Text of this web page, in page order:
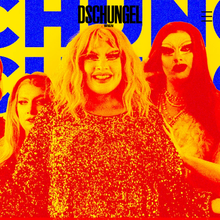
BARRIEREFREI
PROGRAMM
Spielplan
Vorstellungen
Festivals
Wild & Schön Festival
Gastspiele
Extras
Available for Touring
Archiv
MITSPIELEN